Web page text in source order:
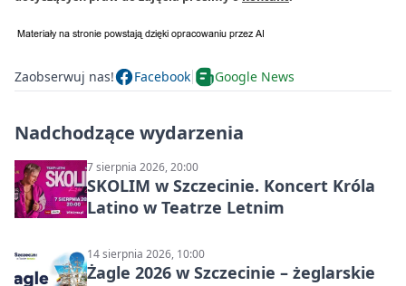
Zaobserwuj nas! Facebook Google News
Nadchodzące wydarzenia
7 sierpnia 2026, 20:00
SKOLIM w Szczecinie. Koncert Króla
Latino w Teatrze Letnim
14 sierpnia 2026, 10:00
Żagle 2026 w Szczecinie – żeglarskie